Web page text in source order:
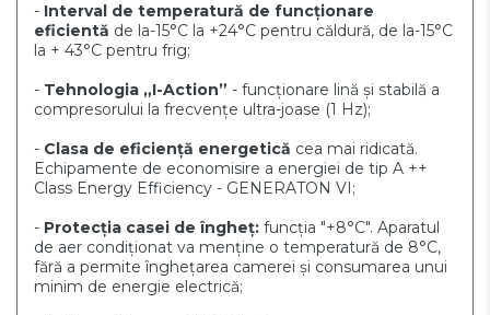
- Interval de temperatură de funcționare
eficientă de la-15°C la +24°C pentru căldură, de la-15°C
la + 43°C pentru frig;
- Tehnologia „I-Action” - funcționare lină și stabilă a
compresorului la frecvențe ultra-joase (1 Hz);
- Clasa de eficiență energetică cea mai ridicată.
Echipamente de economisire a energiei de tip A ++
Class Energy Efficiency - GENERATON VI;
- Protecția casei de îngheț: funcția "+8°C". Aparatul
de aer condiționat va menține o temperatură de 8°C,
fără a permite înghețarea camerei și consumarea unui
minim de energie electrică;